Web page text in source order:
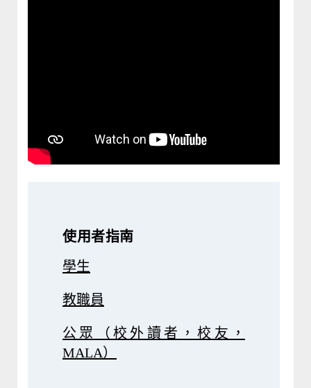
使用者指南
學生
教職員
公眾（校外讀者，校友，
MALA）